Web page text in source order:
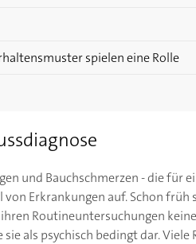
spielen eine Rolle
und Bauchschmerzen - die für
Erkrankungen auf. Schon
Routineuntersuchungen
als psychisch bedingt dar.